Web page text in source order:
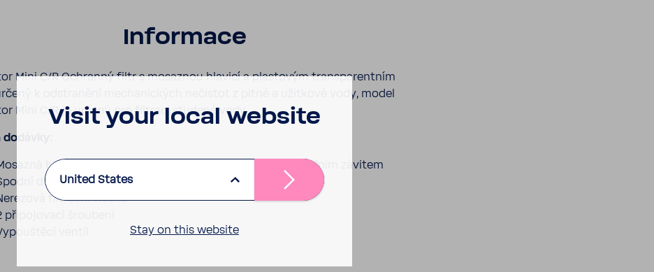
Infor­mace
Mini C/R Ochranný filtr s mosaznou hlavicí a plas­tovým transpa­rentním
k odstra­nění mecha­nic­kých nečistot z pitné a užit­kové vody, model
Mini C/R je určený pro filtraci studené vody.
hlavice s mano­me­trem a přípojem s vnějším a vnitřním závitem
díl z mosazi/transpa­rent­ního plastu
filtrační vložka
připo­jo­vací šrou­bení
ventil
Visit your local website
United States
Stay on this website